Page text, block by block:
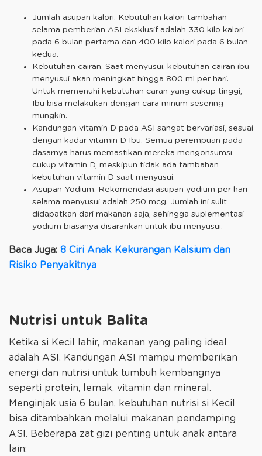
Jumlah asupan kalori. Kebutuhan kalori tambahan
selama pemberian ASI eksklusif adalah 330 kilo kalori
pada 6 bulan pertama dan 400 kilo kalori pada 6 bulan
kedua.
Kebutuhan cairan. Saat menyusui, kebutuhan cairan ibu
menyusui akan meningkat hingga 800 ml per hari.
Untuk memenuhi kebutuhan caran yang cukup tinggi,
Ibu bisa melakukan dengan cara minum sesering
mungkin.
Kandungan vitamin D pada ASI sangat bervariasi, sesuai
dengan kadar vitamin D Ibu. Semua perempuan pada
dasarnya harus memastikan mereka mengonsumsi
cukup vitamin D, meskipun tidak ada tambahan
kebutuhan vitamin D saat menyusui.
Asupan Yodium. Rekomendasi asupan yodium per hari
selama menyusui adalah 250 mcg. Jumlah ini sulit
didapatkan dari makanan saja, sehingga suplementasi
yodium biasanya disarankan untuk ibu menyusui.
Baca Juga: 8 Ciri Anak Kekurangan Kalsium dan
Risiko Penyakitnya
Nutrisi untuk Balita
Ketika si Kecil lahir, makanan yang paling ideal
adalah ASI. Kandungan ASI mampu memberikan
energi dan nutrisi untuk tumbuh kembangnya
seperti protein, lemak, vitamin dan mineral.
Menginjak usia 6 bulan, kebutuhan nutrisi si Kecil
bisa ditambahkan melalui makanan pendamping
ASI. Beberapa zat gizi penting untuk anak antara
lain: